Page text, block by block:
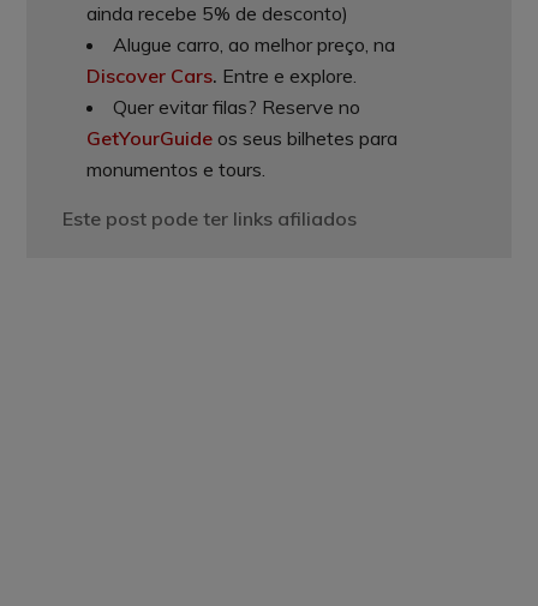
ainda recebe 5% de desconto)
Alugue carro, ao melhor preço, na
Discover Cars. Entre e explore.
Quer evitar filas? Reserve no
GetYourGuide os seus bilhetes para
monumentos e tours.
Este post pode ter links afiliados